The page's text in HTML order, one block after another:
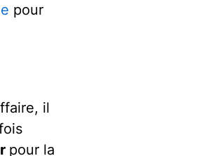
pour
il
pour la